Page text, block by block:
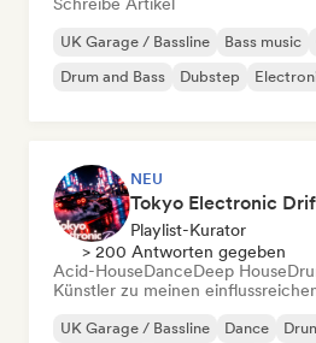
UK Garage / Bassline Bass music
Drum and Bass
Dubstep
NEU
Playlist-Kurator
> 200 Antworten gegeben
Acid-HouseDanceDeep House
Künstler zu meinen
UK Garage / Bassline Dance